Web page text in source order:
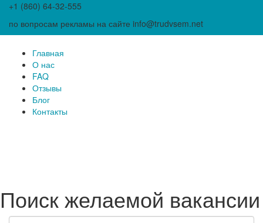
+1 (860) 64-32-555
по вопросам рекламы на сайте info@trudvsem.net
Главная
О нас
FAQ
Отзывы
Блог
Контакты
Поиск желаемой вакансии